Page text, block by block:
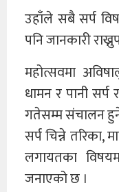
उहाँले सबै सर्प
पनि जानकारी
महोत्सवमा
धामन र पानी
गतेसम्म संचालन हुने
सर्प चिन्ने तरिका,
लगायतका
जनाएको छ ।